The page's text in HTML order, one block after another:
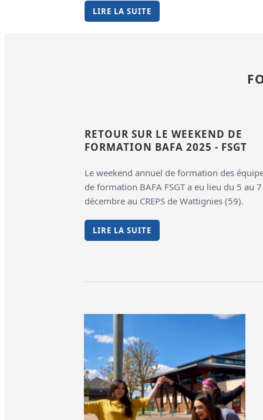
LIRE LA SUITE
RETOUR SUR LE WEEKEND DE
FORMATION BAFA 2025 - FSGT
Le weekend annuel de formation des
de formation BAFA FSGT a eu lieu du 5 au 7
décembre au CREPS de Wattignies (59).
LIRE LA SUITE